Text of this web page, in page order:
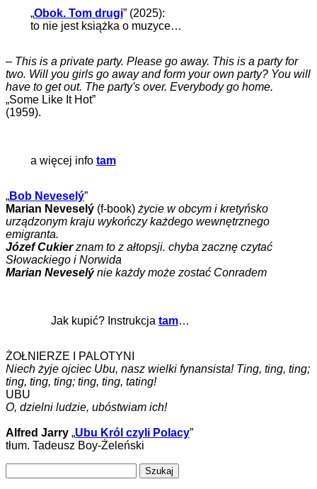
„Obok. Tom drugi” (2025):
to nie jest książka o muzyce…
– This is a private party. Please go away. This is a party for
two. Will you girls go away and form your own party? You will
have to get out. The party's over. Everybody go home.
„Some Like It Hot”
(1959).
a więcej info tam
„Bob Neveselý”
Marian Neveselý (f-book) życie w obcym i kretyńsko
urządzonym kraju wykończy każdego wewnętrznego
emigranta.
Józef Cukierznam to z ałtopsji. chyba zacznę czytać
Słowackiego i Norwida
Marian Neveselýnie każdy może zostać Conradem
Jak kupić? Instrukcja tam…
ŻOŁNIERZE I PALOTYNI
Niech żyje ojciec Ubu, nasz wielki fynansista! Ting, ting, ting;
ting, ting, ting; ting, ting, tating!
UBU
O, dzielni ludzie, ubóstwiam ich!
Alfred Jarry „Ubu Król czyli Polacy”
tłum. Tadeusz Boy-Żeleński